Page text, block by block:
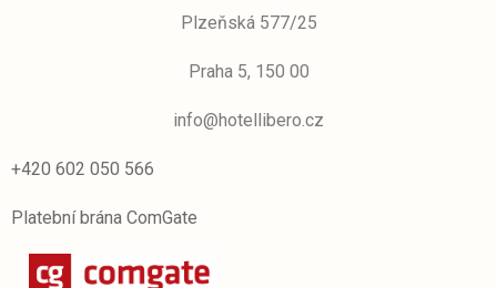
Plzeňská 577/25
Praha 5, 150 00
info@hotellibero.cz
+420 602 050 566
Platební brána ComGate